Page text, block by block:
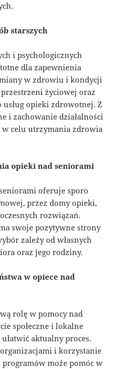
starszych
i psychologicznych
dla zapewnienia
w zdrowiu i kondycji
życiowej oraz
opieki zdrowotnej. Z
i zachowanie działalności
w celu utrzymania zdrowia
opieki nad seniorami
oferuje sporo
przez domy opieki,
rozwiązań.
swoje pozytywne strony
zależy od własnych
oraz jego rodziny.
w opiece nad
rolę w pomocy nad
społeczne i lokalne
aktualny proces.
i korzystanie
może pomóc w